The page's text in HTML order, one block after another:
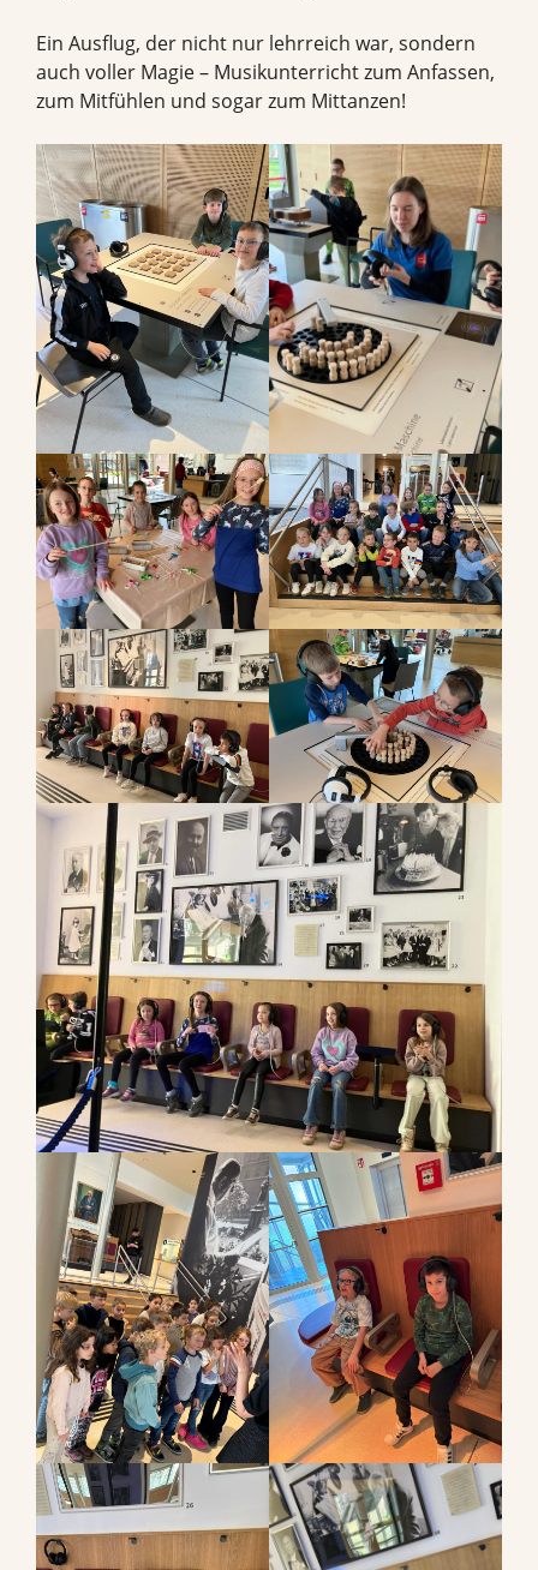
Ein Ausflug, der nicht nur lehrreich war, sondern
auch voller Magie – Musikunterricht zum Anfassen,
zum Mitfühlen und sogar zum Mittanzen!